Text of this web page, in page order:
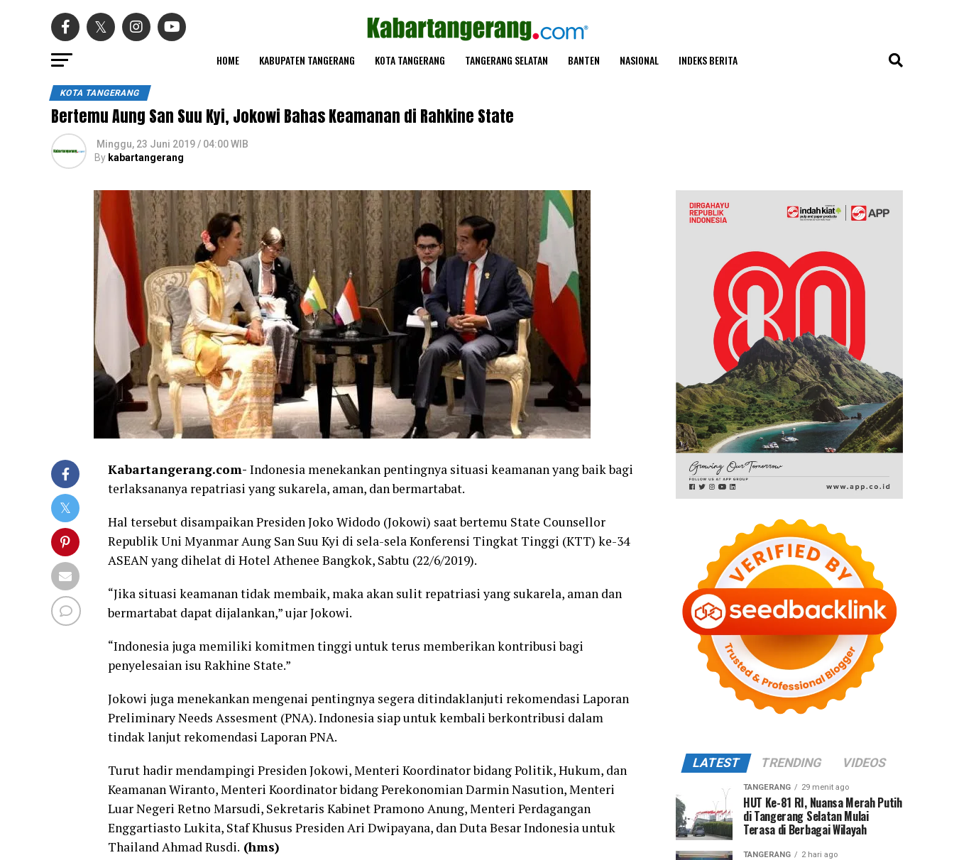
HOME KABUPATEN TANGERANG KOTA TANGERANG TANGERANG SELATAN BANTEN NASIONAL INDEKS BERITA
KOTA TANGERANG
Bertemu Aung San Suu Kyi, Jokowi Bahas Keamanan di Rahkine State
Minggu, 23 Juni 2019 / 04:00 WIB
By kabartangerang
Kabartangerang.com- Indonesia menekankan pentingnya situasi keamanan yang baik bagi
terlaksananya repatriasi yang sukarela, aman, dan bermartabat.
Hal tersebut disampaikan Presiden Joko Widodo (Jokowi) saat bertemu State Counsellor
Republik Uni Myanmar Aung San Suu Kyi di sela-sela Konferensi Tingkat Tinggi (KTT) ke-34
ASEAN yang dihelat di Hotel Athenee Bangkok, Sabtu (22/6/2019).
“Jika situasi keamanan tidak membaik, maka akan sulit repatriasi yang sukarela, aman dan
bermartabat dapat dijalankan,” ujar Jokowi.
“Indonesia juga memiliki komitmen tinggi untuk terus memberikan kontribusi bagi
penyelesaian isu Rakhine State.”
Jokowi juga menekankan mengenai pentingnya segera ditindaklanjuti rekomendasi Laporan
Preliminary Needs Assesment (PNA). Indonesia siap untuk kembali berkontribusi dalam
tindak lanjut rekomendasi Laporan PNA.
Turut hadir mendampingi Presiden Jokowi, Menteri Koordinator bidang Politik, Hukum, dan
Keamanan Wiranto, Menteri Koordinator bidang Perekonomian Darmin Nasution, Menteri
Luar Negeri Retno Marsudi, Sekretaris Kabinet Pramono Anung, Menteri Perdagangan
Enggartiasto Lukita, Staf Khusus Presiden Ari Dwipayana, dan Duta Besar Indonesia untuk
Thailand Ahmad Rusdi. (hms)
LATEST TRENDING VIDEOS
TANGERANG 29 menit ago
HUT Ke-81 RI, Nuansa Merah Putih
di Tangerang Selatan Mulai
Terasa di Berbagai Wilayah
TANGERANG 2 hari ago